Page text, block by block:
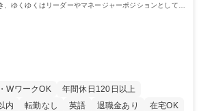
ゆくゆくはリーダーやマネージャーポジションとして活
。
WワークOK
年間休日120日以上
内
転勤なし 英語 退職金あり
在宅OK